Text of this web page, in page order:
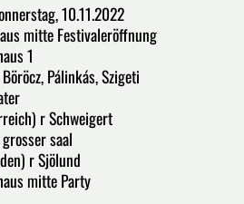
10.11.2022
mitte Festivaleröffnung
1
Pálinkás, Szigeti
r Schweigert
saal
r Sjölund
mitte Party